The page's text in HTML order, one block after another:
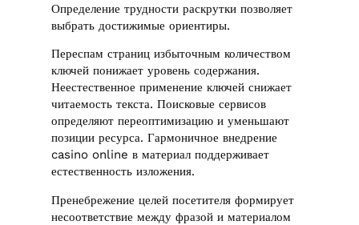
Определение трудности раскрутки позволяет
выбрать достижимые ориентиры.
Переспам страниц избыточным количеством
ключей понижает уровень содержания.
Неестественное применение ключей снижает
читаемость текста. Поисковые сервисов
определяют переоптимизацию и уменьшают
позиции ресурса. Гармоничное внедрение
casino online в материал поддерживает
естественность изложения.
Пренебрежение целей посетителя формирует
несоответствие между фразой и материалом